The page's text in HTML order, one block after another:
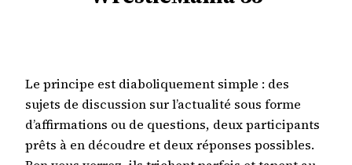
Le principe est diaboliquement simple : des
sujets de discussion sur l’actualité sous forme
d’affirmations ou de questions, deux participants
prêts à en découdre et deux réponses possibles.